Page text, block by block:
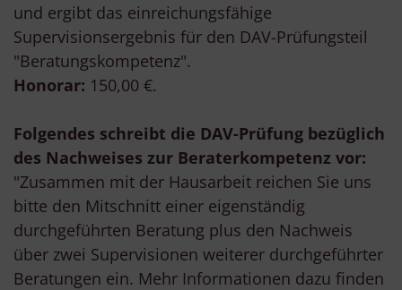
und ergibt das einreichungsfähige
Supervisionsergebnis für den DAV-Prüfungsteil
"Beratungskompetenz".
Honorar: 150,00 €.
Folgendes schreibt die DAV-Prüfung bezüglich
des Nachweises zur Beraterkompetenz vor:
"Zusammen mit der Hausarbeit reichen Sie uns
bitte den Mitschnitt einer eigenständig
durchgeführten Beratung plus den Nachweis
über zwei Supervisionen weiterer durchgeführter
Beratungen ein. Mehr Informationen dazu finden